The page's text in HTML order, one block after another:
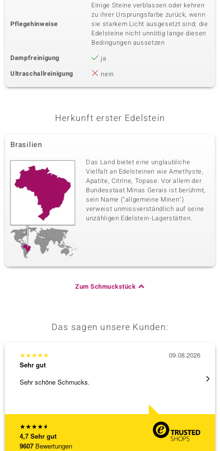
Pflegehinweise
Einige Steine verblassen oder kehren
zu ihrer Ursprungsfarbe zurück, wenn
sie starkem Licht ausgesetzt sind; die
Edelsteine nicht unnötig lange diesen
Bedingungen aussetzen
Dampfreinigung
ja
Ultraschallreinigung
nein
Herkunft erster Edelstein
Brasilien
Das Land bietet eine unglaubliche
Vielfalt an Edelsteinen wie Amethyste,
Apatite, Citrine, Topase. Vor allem der
Bundesstaat Minas Gerais ist berühmt,
sein Name ("allgemeine Minen")
verweist unmissverständlich auf seine
unzähligen Edelstein-Lagerstätten.
Zum Schmuckstück
Das sagen unsere Kunden:
★★★★★
4,7 Sehr gut
9607 Bewertungen
★★★★★
Sehr gut
Sehr schöne Schmucks.
09.08.2026